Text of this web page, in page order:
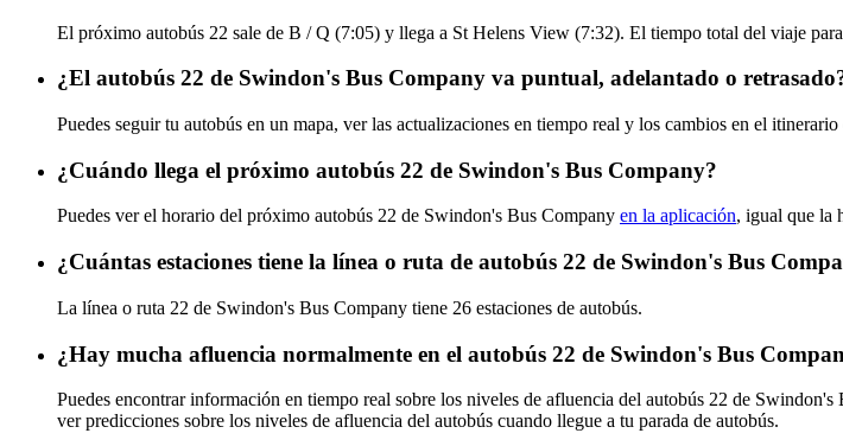
El próximo autobús 22 sale de B / Q (7:05) y llega a St Helens View (7:32). El tiempo total del viaje
¿El autobús 22 de Swindon's Bus Company va puntual, adelantado o
Puedes seguir tu autobús en un mapa, ver las actualizaciones en tiempo real y los cambios en el
¿Cuándo llega el próximo autobús 22 de Swindon's Bus Company?
Puedes ver el horario del próximo autobús 22 de Swindon's Bus Company en la aplicación, igual que la
¿Cuántas estaciones tiene la línea o ruta de autobús 22 de Swindon's Bus
La línea o ruta 22 de Swindon's Bus Company tiene 26 estaciones de autobús.
¿Hay mucha afluencia normalmente en el autobús 22 de Swindon's Bus
Puedes encontrar información en tiempo real sobre los niveles de afluencia del autobús 22 de Swindon's
ver predicciones sobre los niveles de afluencia del autobús cuando llegue a tu parada de autobús.